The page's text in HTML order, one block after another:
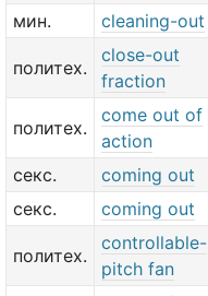
мин.
cleaning-out
политех.
close-out
fraction
политех.
come out of
action
секс. coming out
секс.
coming out
политех.
controllable-
pitch fan